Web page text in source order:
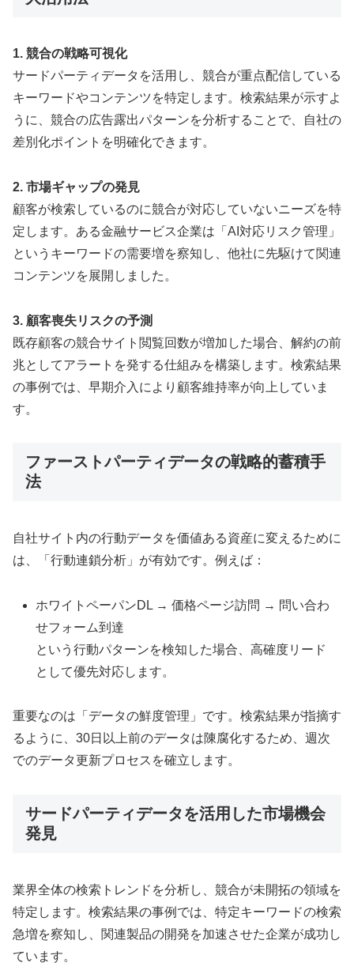
1. 競合の戦略可視化
サードパーティデータを活用し、競合が重点配信している
キーワードやコンテンツを特定します。検索結果が示すよ
うに、競合の広告露出パターンを分析することで、自社の
差別化ポイントを明確化できます。
2. 市場ギャップの発見
顧客が検索しているのに競合が対応していないニーズを特
定します。ある金融サービス企業は「AI対応リスク管理」
というキーワードの需要増を察知し、他社に先駆けて関連
コンテンツを展開しました。
3. 顧客喪失リスクの予測
既存顧客の競合サイト閲覧回数が増加した場合、解約の前
兆としてアラートを発する仕組みを構築します。検索結果
の事例では、早期介入により顧客維持率が向上していま
す。
ファーストパーティデータの戦略的蓄積手
法
自社サイト内の行動データを価値ある資産に変えるために
は、「行動連鎖分析」が有効です。例えば：
ホワイトペーパンDL → 価格ページ訪問 → 問い合わ
せフォーム到達
という行動パターンを検知した場合、高確度リード
として優先対応します。
重要なのは「データの鮮度管理」です。検索結果が指摘す
るように、30日以上前のデータは陳腐化するため、週次
でのデータ更新プロセスを確立します。
サードパーティデータを活用した市場機会
発見
業界全体の検索トレンドを分析し、競合が未開拓の領域を
特定します。検索結果の事例では、特定キーワードの検索
急増を察知し、関連製品の開発を加速させた企業が成功し
ています。